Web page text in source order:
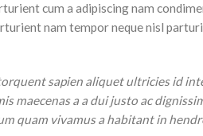
cum a adipiscing nam
nam tempor neque nisl
sapien aliquet ultricies id
maecenas a a dui justo ac
quam vivamus a habitant in